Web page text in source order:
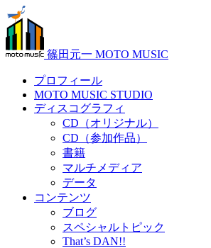
篠田元一 MOTO MUSIC
プロフィール
MOTO MUSIC STUDIO
ディスコグラフィ
CD（オリジナル）
CD（参加作品）
書籍
マルチメディア
データ
コンテンツ
ブログ
スペシャルトピック
That’s DAN!!